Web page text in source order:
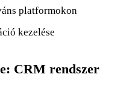
platformokon
kezelése
CRM rendszer